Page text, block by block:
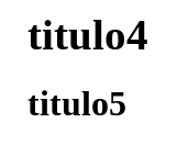
titulo4
titulo5